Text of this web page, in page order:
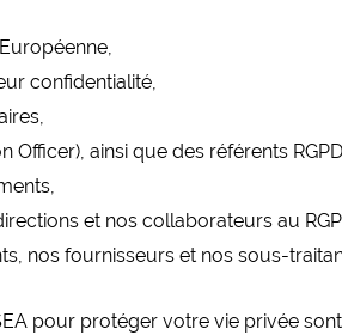
confidentialité,
Officer), ainsi que des référents
et nos collaborateurs au
nos fournisseurs et nos sous-
pour protéger votre vie privée